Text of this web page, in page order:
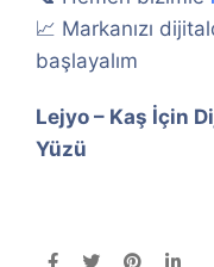
📈 Markanızı
başlayalım
Lejyo – Kaş İçin
Yüzü